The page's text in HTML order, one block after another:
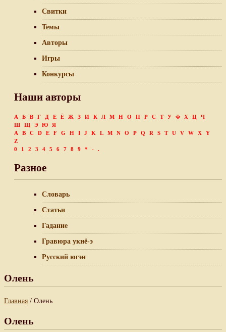
Свитки
Темы
Авторы
Игры
Конкурсы
Наши авторы
А Б В Г Д Е Ё Ж З И К Л М Н О П Р С Т У Ф Х Ц
Ч
Ш
Щ Э Ю
Я
A
B C D E F G H I J K L M N O P Q R S T U V W X
Y
Z
0
1 2 3 4 5 6 7 8 9 * - .
Разное
Словарь
Статьи
Гадание
Гравюра укиё-э
Русский югэн
Олень
Главная / Олень
Олень